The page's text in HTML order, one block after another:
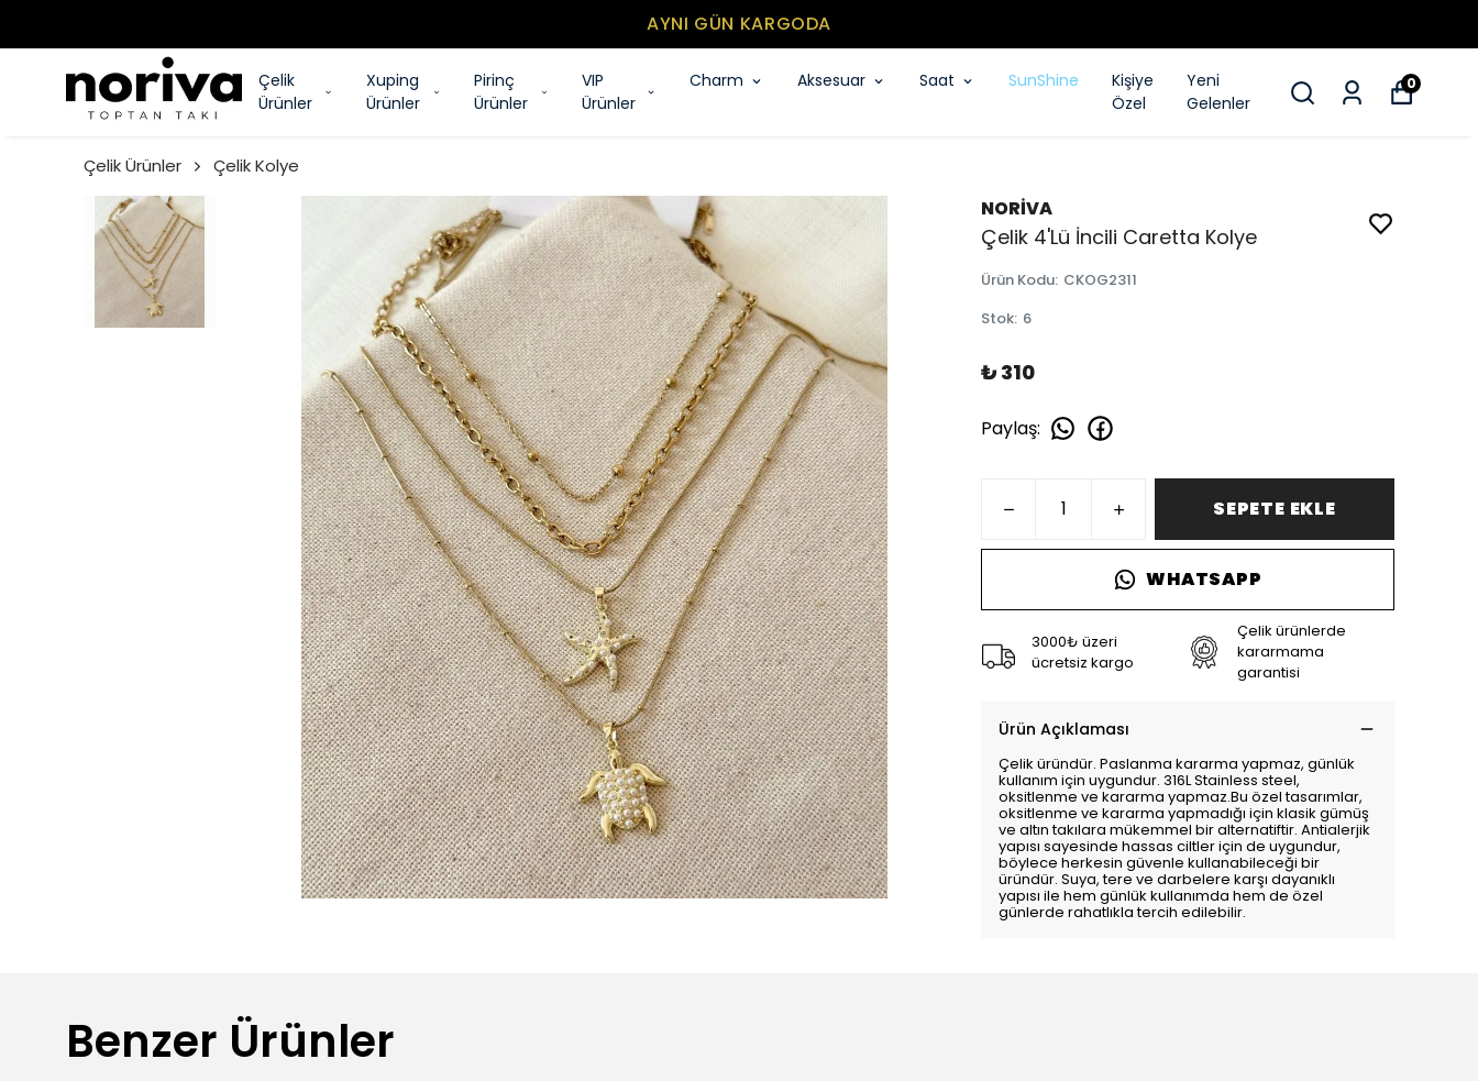
MİNİMUM SEPET TUTARI 500₺
Çelik
Ürünler
Xuping
Ürünler
Pirinç
Ürünler
VIP
Ürünler
Charm Aksesuar Saat SunShine
Kişiye
Özel
Yeni
Gelenler
0
Çelik Ürünler Çelik Kolye
NORİVA
Çelik 4'Lü İncili Caretta Kolye
Ürün Kodu: CKOG2311
Stok: 6
₺ 310
Paylaş:
SEPETE EKLE
WHATSAPP
3000₺ üzeri
ücretsiz kargo
Çelik ürünlerde
kararmama
garantisi
Ürün Açıklaması
Çelik üründür. Paslanma kararma yapmaz, günlük
kullanım için uygundur. 316L Stainless steel,
oksitlenme ve kararma yapmaz.Bu özel tasarımlar,
oksitlenme ve kararma yapmadığı için klasik gümüş
ve altın takılara mükemmel bir alternatiftir. Antialerjik
yapısı sayesinde hassas ciltler için de uygundur,
böylece herkesin güvenle kullanabileceği bir
üründür. Suya, tere ve darbelere karşı dayanıklı
yapısı ile hem günlük kullanımda hem de özel
günlerde rahatlıkla tercih edilebilir.
Benzer Ürünler